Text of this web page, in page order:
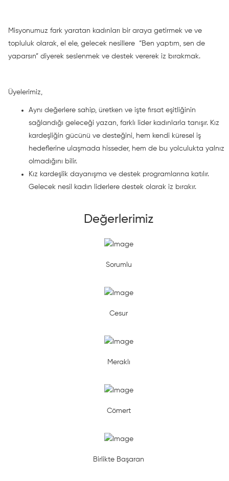
Misyonumuz fark yaratan kadınları bir araya getirmek ve ve
topluluk olarak, el ele, gelecek nesillere “Ben yaptım, sen de
yaparsın” diyerek seslenmek ve destek vererek iz bırakmak.
Üyelerimiz,
Aynı değerlere sahip, üretken ve işte fırsat eşitliğinin
sağlandığı geleceği yazan, farklı lider kadınlarla tanışır. Kız
kardeşliğin gücünü ve desteğini, hem kendi küresel iş
hedeflerine ulaşmada hisseder, hem de bu yolculukta yalnız
olmadığını bilir.
Kız kardeşlik dayanışma ve destek programlarına katılır.
Gelecek nesil kadın liderlere destek olarak iz bırakır.
Değerlerimiz
Sorumlu
Cesur
Meraklı
Cömert
Birlikte Başaran